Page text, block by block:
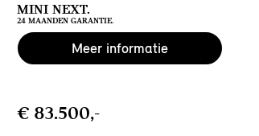
MINI NEXT.
24 MAANDEN GARANTIE.
Meer informatie
€ 83.500,-